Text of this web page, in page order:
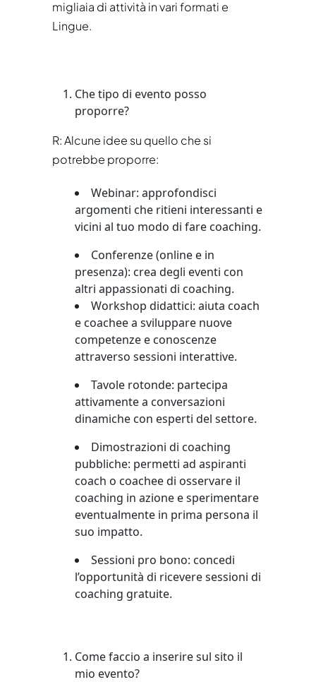
migliaia di attività in vari formati e
Lingue.
Che tipo di evento posso
proporre?
R: Alcune idee su quello che si
potrebbe proporre:
Webinar: approfondisci
argomenti che ritieni interessanti e
vicini al tuo modo di fare coaching.
Conferenze (online e in
presenza): crea degli eventi con
altri appassionati di coaching.
Workshop didattici: aiuta coach
e coachee a sviluppare nuove
competenze e conoscenze
attraverso sessioni interattive.
Tavole rotonde: partecipa
attivamente a conversazioni
dinamiche con esperti del settore.
Dimostrazioni di coaching
pubbliche: permetti ad aspiranti
coach o coachee di osservare il
coaching in azione e sperimentare
eventualmente in prima persona il
suo impatto.
Sessioni pro bono: concedi
l’opportunità di ricevere sessioni di
coaching gratuite.
Come faccio a inserire sul sito il
mio evento?